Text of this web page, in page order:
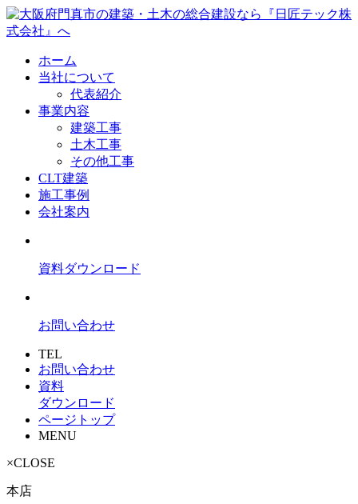
ホーム
当社について
代表紹介
事業内容
建築工事
土木工事
その他工事
CLT建築
施工事例
会社案内
資料ダウンロード
お問い合わせ
TEL
お問い合わせ
資料
ダウンロード
ページトップ
MENU
×CLOSE
本店